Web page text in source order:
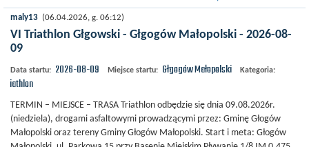
maly13 (06.04.2026, g. 06:12)
VI Triathlon Głgowski - Głgogów Małopolski - 2026-08-
09
Data startu: 2026-08-09 Miejsce startu: Głgogów Małopolski Kategoria:
Triathlon
TERMIN – MIEJSCE – TRASA Triathlon odbędzie się dnia 09.08.2026r.
(niedziela), drogami asfaltowymi prowadzącymi przez: Gminę Głogów
Małopolski oraz tereny Gminy Głogów Małopolski. Start i meta: Głogów